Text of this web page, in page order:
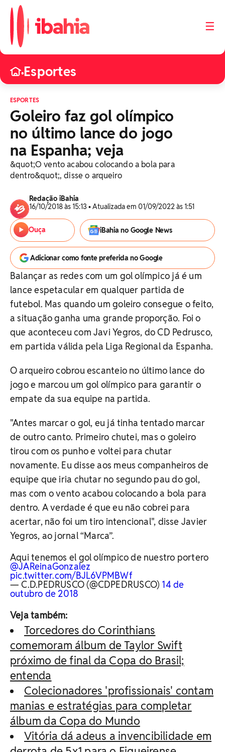
☰
•Esportes
ESPORTES
Goleiro faz gol olímpico
no último lance do jogo
na Espanha; veja
&quot;O vento acabou colocando a bola para
dentro&quot;, disse o arqueiro
Redação iBahia
16/10/2018 às 15:13 • Atualizada em 01/09/2022 às 1:51
Ouça iBahia no Google News
Adicionar como fonte preferida no Google
Balançar as redes com um gol olímpico já é um
lance espetacular em qualquer partida de
futebol. Mas quando um goleiro consegue o feito,
a situação ganha uma grande proporção. Foi o
que aconteceu com Javi Yegros, do CD Pedrusco,
em partida válida pela Liga Regional da Espanha.
O arqueiro cobrou escanteio no último lance do
jogo e marcou um gol olímpico para garantir o
empate da sua equipe na partida.
"Antes marcar o gol, eu já tinha tentado marcar
de outro canto. Primeiro chutei, mas o goleiro
tirou com os punho e voltei para chutar
novamente. Eu disse aos meus companheiros de
equipe que iria chutar no segundo pau do gol,
mas com o vento acabou colocando a bola para
dentro. A verdade é que eu não cobrei para
acertar, não foi um tiro intencional", disse Javier
Yegros, ao jornal “Marca”.
Aqui tenemos el gol olímpico de nuestro portero
@JAReinaGonzalez
pic.twitter.com/BJL6VPMBWf
— C.D.PEDRUSCO (@CDPEDRUSCO) 14 de
outubro de 2018
Veja também:
Torcedores do Corinthians
comemoram álbum de Taylor Swift
próximo de final da Copa do Brasil;
entenda
Colecionadores 'profissionais' contam
manias e estratégias para completar
álbum da Copa do Mundo
Vitória dá adeus a invencibilidade em